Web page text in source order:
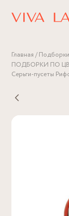
Главная
ПОДБОРКИ ПО
Серьги-пусеты